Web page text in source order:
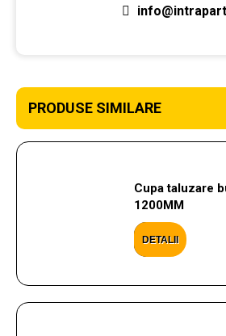
PRODUSE SIMILARE
Cupa taluzare
1200MM
DETALII